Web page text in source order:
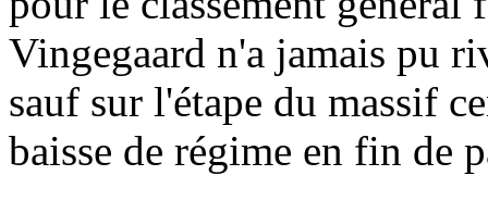
Vingegaard n'a jamais pu
sauf sur l'étape du massif
baisse de régime en fin de